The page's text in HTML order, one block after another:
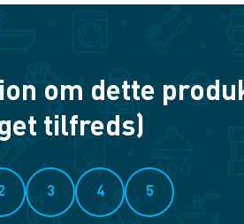
om dette
tilfreds)
3 4 5